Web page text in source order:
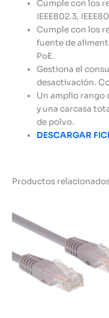
Cumple con los
IEEE802.3,
Cumple con los
fuente de
PoE.
Gestiona el
desactivación.
Un amplio rango
y una carcasa
de polvo.
DESCARGAR
Productos